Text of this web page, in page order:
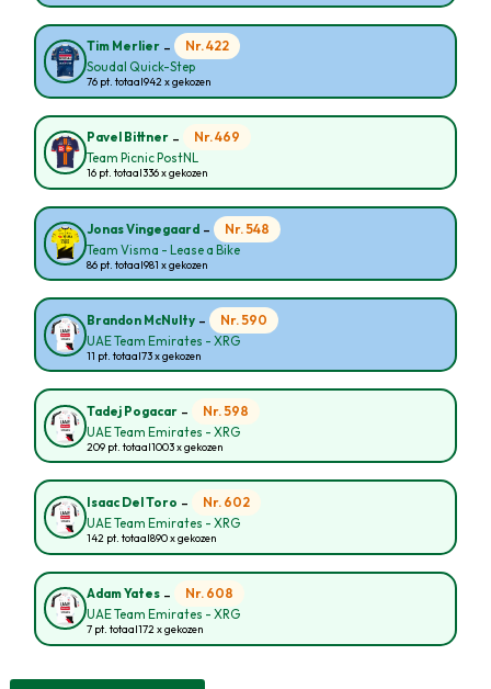
Tim Merlier - Nr. 422
Soudal Quick-Step
76 pt. totaal942 x gekozen
Pavel Bittner - Nr. 469
Team Picnic PostNL
16 pt. totaal336 x gekozen
Jonas Vingegaard - Nr. 548
Team Visma - Lease a Bike
86 pt. totaal981 x gekozen
Brandon McNulty - Nr. 590
UAE Team Emirates - XRG
11 pt. totaal73 x gekozen
Tadej Pogacar - Nr. 598
UAE Team Emirates - XRG
209 pt. totaal1003 x gekozen
Isaac Del Toro - Nr. 602
UAE Team Emirates - XRG
142 pt. totaal890 x gekozen
Adam Yates - Nr. 608
UAE Team Emirates - XRG
7 pt. totaal172 x gekozen